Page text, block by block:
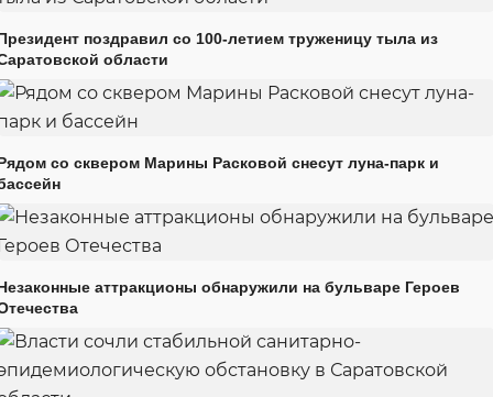
поздравил со 100-летием труженицу тыла из
области
со сквером Марины Расковой снесут луна-парк и
аттракционы обнаружили на бульваре Героев